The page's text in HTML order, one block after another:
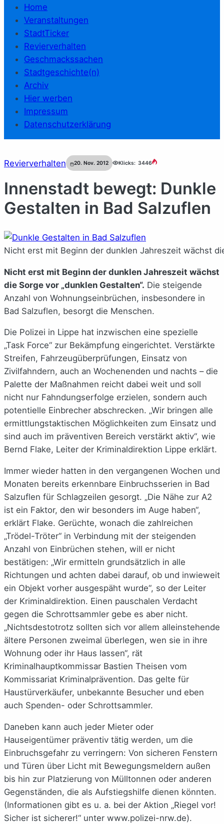
Home
Veranstaltungen
StadtTicker
Revierverhalten
Geschmackssachen
Stadtgeschichte(n)
Archiv
Hier werben
Impressum
Datenschutzerklärung
Revierverhalten 20. Nov. 2012 Klicks: 3446
Innenstadt bewegt: Dunkle
Gestalten in Bad Salzuflen
Nicht erst mit Beginn der dunklen Jahreszeit wächst
Nicht erst mit Beginn der dunklen Jahreszeit wächst
die Sorge vor „dunklen Gestalten“. Die steigende
Anzahl von Wohnungseinbrüchen, insbesondere in
Bad Salzuflen, besorgt die Menschen.
Die Polizei in Lippe hat inzwischen eine spezielle
„Task Force“ zur Bekämpfung eingerichtet. Verstärkte
Streifen, Fahrzeugüberprüfungen, Einsatz von
Zivilfahndern, auch an Wochenenden und nachts – die
Palette der Maßnahmen reicht dabei weit und soll
nicht nur Fahndungserfolge erzielen, sondern auch
potentielle Einbrecher abschrecken. „Wir bringen alle
ermittlungstaktischen Möglichkeiten zum Einsatz und
sind auch im präventiven Bereich verstärkt aktiv“, wie
Bernd Flake, Leiter der Kriminaldirektion Lippe erklärt.
Immer wieder hatten in den vergangenen Wochen und
Monaten bereits erkennbare Einbruchsserien in Bad
Salzuflen für Schlagzeilen gesorgt. „Die Nähe zur A2
ist ein Faktor, den wir besonders im Auge haben“,
erklärt Flake. Gerüchte, wonach die zahlreichen
„Trödel-Tröter“ in Verbindung mit der steigenden
Anzahl von Einbrüchen stehen, will er nicht
bestätigen: „Wir ermitteln grundsätzlich in alle
Richtungen und achten dabei darauf, ob und inwieweit
ein Objekt vorher ausgespäht wurde“, so der Leiter
der Kriminaldirektion. Einen pauschalen Verdacht
gegen die Schrottsammler gebe es aber nicht.
„Nichtsdestotrotz sollten sich vor allem alleinstehende
ältere Personen zweimal überlegen, wen sie in ihre
Wohnung oder ihr Haus lassen“, rät
Kriminalhauptkommissar Bastien Theisen vom
Kommissariat Kriminalprävention. Das gelte für
Haustürverkäufer, unbekannte Besucher und eben
auch Spenden- oder Schrottsammler.
Daneben kann auch jeder Mieter oder
Hauseigentümer präventiv tätig werden, um die
Einbruchsgefahr zu verringern: Von sicheren Fenstern
und Türen über Licht mit Bewegungsmeldern außen
bis hin zur Platzierung von Mülltonnen oder anderen
Gegenständen, die als Aufstiegshilfe dienen könnten.
(Informationen gibt es u. a. bei der Aktion „Riegel vor!
Sicher ist sicherer!“ unter www.polizei-nrw.de).